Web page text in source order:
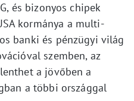
és bizonyos chipek
kormánya a multi-
banki és pénzügyi világ
szemben, az
a jövőben a
a többi országgal